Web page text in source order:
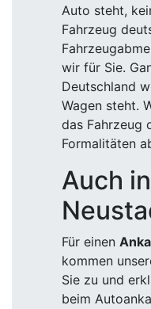
Auto steht,
Fahrzeug
wir für Sie.
Deutschland
Wagen steht.
das Fahrzeug
Formalitäten
Auch
Für einen
kommen
Sie zu und
beim